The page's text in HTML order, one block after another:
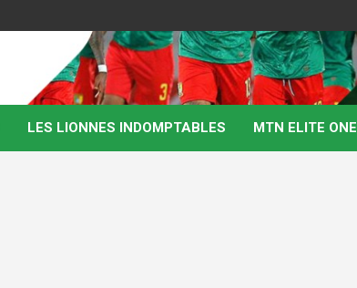
LES LIONNES INDOMPTABLES MTN ELITE ONE